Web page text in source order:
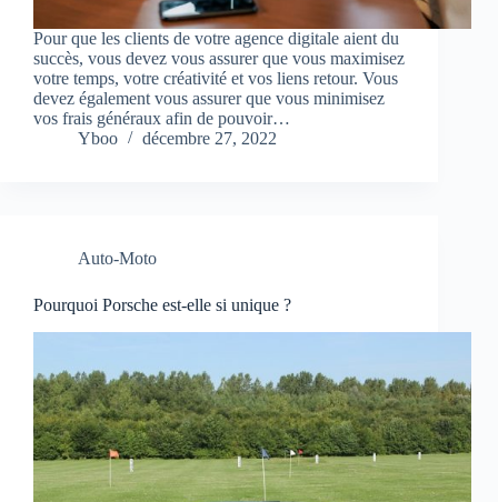
Pour que les clients de votre agence digitale aient du
succès, vous devez vous assurer que vous maximisez
votre temps, votre créativité et vos liens retour. Vous
devez également vous assurer que vous minimisez
vos frais généraux afin de pouvoir…
Yboo
décembre 27, 2022
Auto-Moto
Pourquoi Porsche est-elle si unique ?